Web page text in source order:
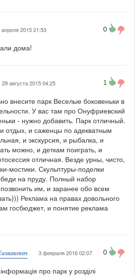
апреля 2015 21:53 0
дома!
29 августа 2015 04:25 1
внесите парк Веселые боковеньки в
У вас там про Онуфриевский
- нужно добавить. Парк отличный.
отдых, и саженцы по адекватным
и экскурсия, и рыбалка, и
можно, и деткам поиграть, и
отличная. Везде урны, чисто,
мостики. Скульптуры-поделки
на пруду. Полный набор
им, и заранее обо всем
Реклама на правах довольного
госбюджет, и понятие реклама
3 февраля 2016 02:07 0
про парк у розділі